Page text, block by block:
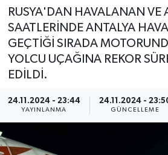
RUSYA'DAN HAVALANAN VE
SAATLERİNDE ANTALYA
GEÇTİĞİ SIRADA
YOLCU UÇAĞINA REKOR
EDİLDİ.
24.11.2024 - 23:44
YAYINLANMA
24.11.2024 -
GÜNCELLEME